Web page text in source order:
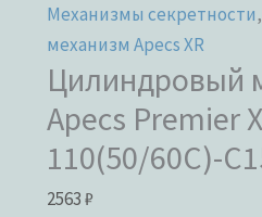
Механизмы секретности,
механизм Apecs XR
Цилиндровый
Apecs Premier
110(50/60C)-
2563₽